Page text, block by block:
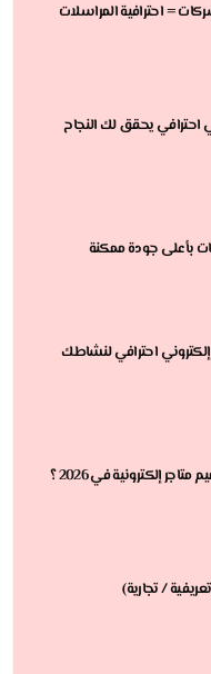
= احترافية المراسلات
احترافي يحقق لك النجاح
بأعلى جودة ممكنة
احترافي لنشاطك
إلكترونية في 2026 ؟
/ تجارية)